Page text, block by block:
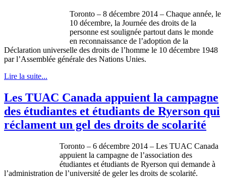
Toronto – 8 décembre 2014 – Chaque année, le
10 décembre, la Journée des droits de la
personne est soulignée partout dans le monde
en reconnaissance de l’adoption de la
Déclaration universelle des droits de l’homme le 10 décembre 1948
par l’Assemblée générale des Nations Unies.
Lire la suite...
Les TUAC Canada appuient la campagne
des étudiantes et étudiants de Ryerson qui
réclament un gel des droits de scolarité
Toronto – 6 décembre 2014 – Les TUAC Canada
appuient la campagne de l’association des
étudiantes et étudiants de Ryerson qui demande à
l’administration de l’université de geler les droits de scolarité.